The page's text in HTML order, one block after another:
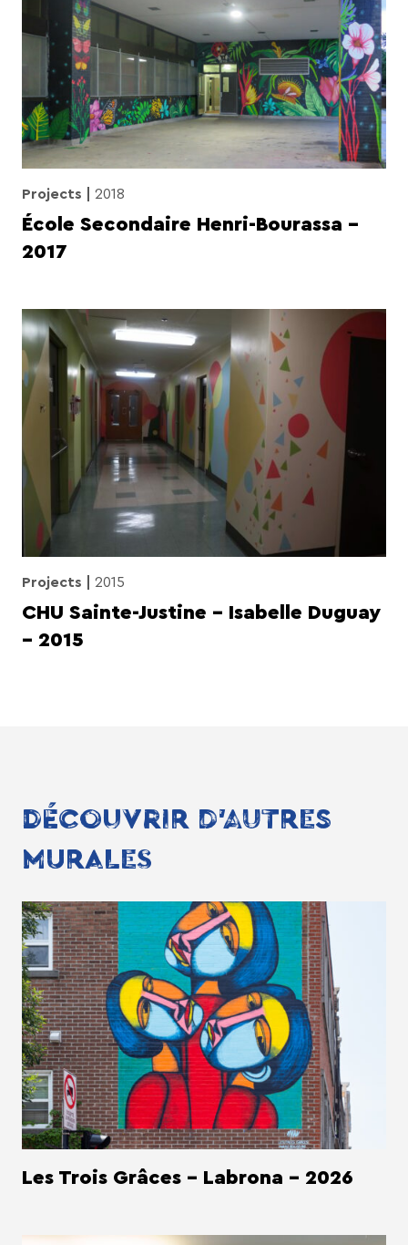
Projects 2018
École Secondaire Henri-Bourassa –
2017
Projects 2015
CHU Sainte-Justine – Isabelle Duguay
– 2015
DÉCOUVRIR D'AUTRES
MURALES
Les Trois Grâces - Labrona - 2026